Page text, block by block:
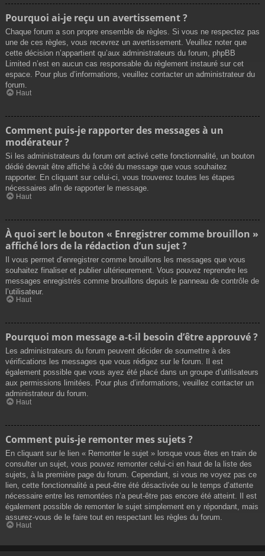
Pourquoi ai-je reçu un avertissement ?
Chaque forum a son propre ensemble de règles. Si vous ne respectez pas
une de ces règles, vous recevrez un avertissement. Veuillez noter que
cette décision n’appartient qu’aux administrateurs du forum, phpBB
Limited n’est en aucun cas responsable du règlement instauré sur cet
espace. Pour plus d’informations, veuillez contacter un administrateur du
forum.
Haut
Comment puis-je rapporter des messages à un
modérateur ?
Si les administrateurs du forum ont activé cette fonctionnalité, un bouton
dédié devrait être affiché à côté du message que vous souhaitez
rapporter. En cliquant sur celui-ci, vous trouverez toutes les étapes
nécessaires afin de rapporter le message.
Haut
À quoi sert le bouton « Enregistrer comme brouillon »
affiché lors de la rédaction d’un sujet ?
Il vous permet d’enregistrer comme brouillons les messages que vous
souhaitez finaliser et publier ultérieurement. Vous pouvez reprendre les
messages enregistrés comme brouillons depuis le panneau de contrôle de
l’utilisateur.
Haut
Pourquoi mon message a-t-il besoin d’être approuvé ?
Les administrateurs du forum peuvent décider de soumettre à des
vérifications les messages que vous rédigez sur le forum. Il est
également possible que vous ayez été placé dans un groupe d’utilisateurs
aux permissions limitées. Pour plus d’informations, veuillez contacter un
administrateur du forum.
Haut
Comment puis-je remonter mes sujets ?
En cliquant sur le lien « Remonter le sujet » lorsque vous êtes en train de
consulter un sujet, vous pouvez remonter celui-ci en haut de la liste des
sujets, à la première page du forum. Cependant, si vous ne voyez pas ce
lien, cette fonctionnalité a peut-être été désactivée ou le temps d’attente
nécessaire entre les remontées n’a peut-être pas encore été atteint. Il est
également possible de remonter le sujet simplement en y répondant, mais
assurez-vous de le faire tout en respectant les règles du forum.
Haut